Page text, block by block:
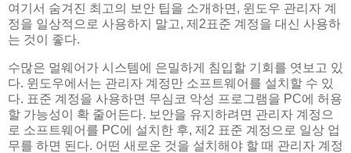
여기서 숨겨진 최고의 보안 팁을 소개하면, 윈도우 관리자 계
정을 일상적으로 사용하지 말고, 제2표준 계정을 대신 사용하
는 것이 좋다.
수많은 멀웨어가 시스템에 은밀하게 침입할 기회를 엿보고 있
다. 윈도우에서는 관리자 계정만 소프트웨어를 설치할 수 있
다. 표준 계정을 사용하면 무심코 악성 프로그램을 PC에 허용
할 가능성이 확 줄어든다. 보안을 유지하려면 관리자 계정으
로 소프트웨어를 PC에 설치한 후, 제2 표준 계정으로 일상 업
무를 하면 된다. 어떤 새로운 것을 설치해야 할 때 관리자 계정